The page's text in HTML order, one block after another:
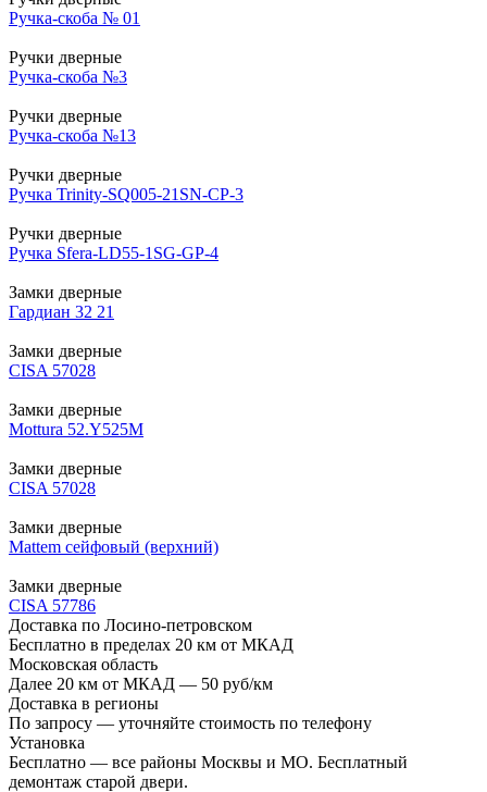
Ручка-скоба № 01
Ручки дверные
Ручка-скоба №3
Ручки дверные
Ручка-скоба №13
Ручки дверные
Ручка Trinity-SQ005-21SN-CP-3
Ручки дверные
Ручка Sfera-LD55-1SG-GP-4
Замки дверные
Гардиан 32 21
Замки дверные
CISA 57028
Замки дверные
Mottura 52.Y525М
Замки дверные
CISA 57028
Замки дверные
Mattem сейфовый (верхний)
Замки дверные
CISA 57786
Доставка по Лосино-петровском
Бесплатно в пределах 20 км от МКАД
Московская область
Далее 20 км от МКАД — 50 руб/км
Доставка в регионы
По запросу — уточняйте стоимость по телефону
Установка
Бесплатно — все районы Москвы и МО. Бесплатный
демонтаж старой двери.